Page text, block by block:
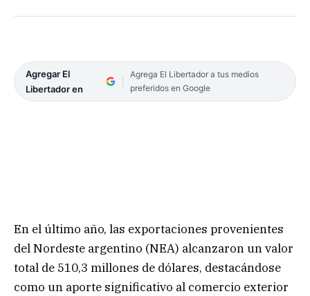
Agregar El
Libertador en
Agrega El Libertador a tus medios
preferidos en Google
En el último año, las exportaciones provenientes
del Nordeste argentino (NEA) alcanzaron un valor
total de 510,3 millones de dólares, destacándose
como un aporte significativo al comercio exterior